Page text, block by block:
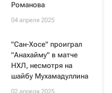
Романова
04 апреля 2025
"Сан-Хосе" проиграл
"Анахайму" в матче
НХЛ, несмотря на
шайбу Мухамадуллина
02 апреля 2025